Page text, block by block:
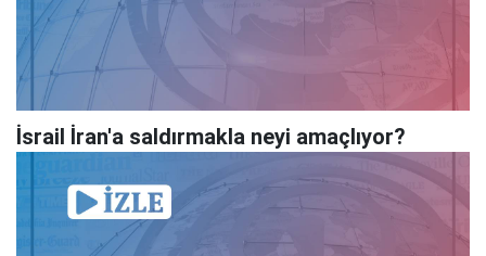
İsrail İran'a saldırmakla neyi amaçlıyor?